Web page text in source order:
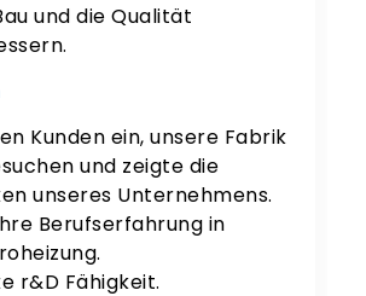
und die Qualität
Kunden ein, unsere Fabrik
und zeigte die
unseres Unternehmens.
Berufserfahrung in
r&D Fähigkeit.